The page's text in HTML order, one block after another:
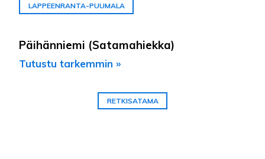
LAPPEENRANTA-PUUMALA
Päihänniemi (Satamahiekka)
Tutustu tarkemmin »
RETKISATAMA